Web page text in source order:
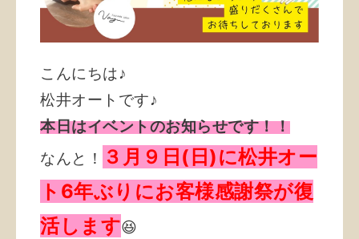
こんにちは♪
松井オートです♪
本日はイベントのお知らせです！！
なんと！ ３月９日(日)に松井オー
ト6年ぶりにお客様感謝祭が復
活します😆